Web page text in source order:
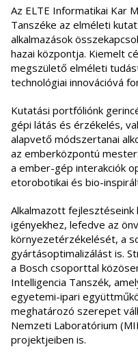
Az ELTE Informatikai Kar
Tanszéke az elméleti
alkalmazások
hazai központja. Kiemelt
megszülető elméleti
technológiai innovációvá
Kutatási portfóliónk
gépi látás és érzékelés,
alapvető módszertanai
az emberközpontú
a ember-gép interakciók
etorobotikai és bio-
Alkalmazott fejlesztéseink
igényekhez, lefedve az
környezetérzékelését, a
gyártásoptimalizálást is.
a Bosch csoporttal
Intelligencia Tanszék,
egyetemi-ipari
meghatározó szerepet
Nemzeti Laboratórium
projektjeiben is.